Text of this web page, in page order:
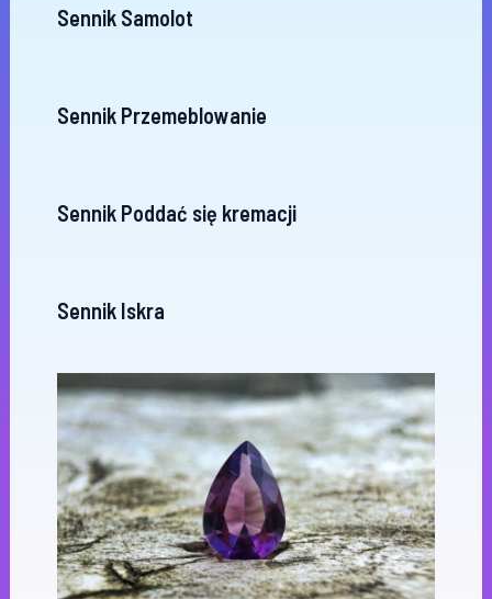
Sennik Samolot
Sennik Przemeblowanie
Sennik Poddać się kremacji
Sennik Iskra